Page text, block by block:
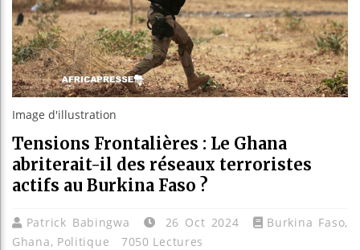
Tunisie
Image d'illustration
Tensions Frontalières : Le Ghana
abriterait-il des réseaux terroristes
actifs au Burkina Faso ?
Patrick Babingwa 26 Oct 2024 Burkina Faso,
Ghana, Politique 7050 Lectures